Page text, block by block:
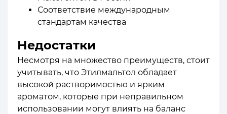
Соответствие международным
стандартам качества
Недостатки
Несмотря на множество преимуществ, стоит
учитывать, что Этилмальтол обладает
высокой растворимостью и ярким
ароматом, которые при неправильном
использовании могут влиять на баланс